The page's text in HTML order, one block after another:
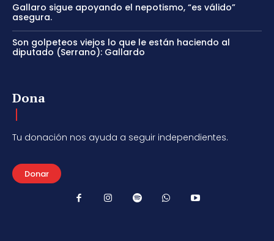
Gallaro sigue apoyando el nepotismo, “es válido”
asegura.
Son golpeteos viejos lo que le están haciendo al
diputado (Serrano): Gallardo
Dona
Tu donación nos ayuda a seguir independientes.
Donar